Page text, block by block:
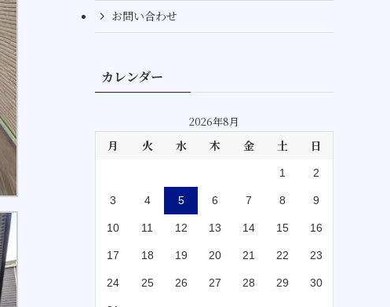
お問い合わせ
カレンダー
2026年8月
月 火 水 木 金 土 日
1 2
3 4 5 6 7 8 9
10 11 12 13 14 15 16
17 18 19 20 21 22 23
24 25 26 27 28 29 30